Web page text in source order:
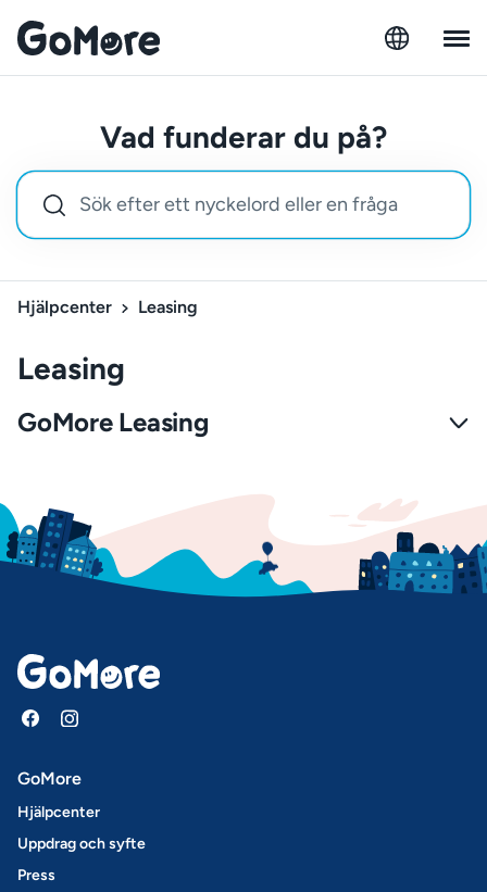
Vad funderar du på?
Hjälpcenter Leasing
Leasing
GoMore Leasing
GoMore
Hjälpcenter
Uppdrag och syfte
Press